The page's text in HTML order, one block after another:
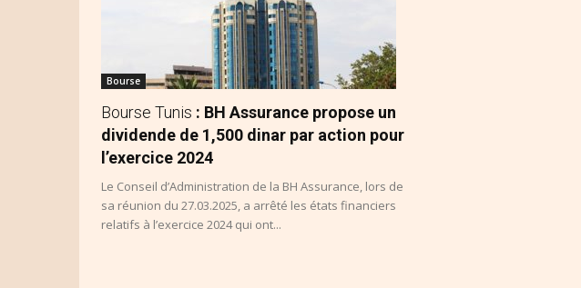
Bourse
Bourse Tunis : BH Assurance propose un
dividende de 1,500 dinar par action pour
l’exercice 2024
Le Conseil d’Administration de la BH Assurance, lors de
sa réunion du 27.03.2025, a arrêté les états financiers
relatifs à l’exercice 2024 qui ont...